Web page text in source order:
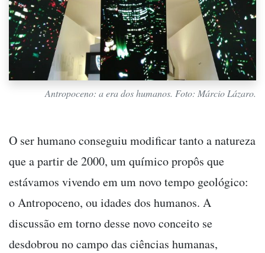
Antropoceno: a era dos humanos. Foto: Márcio Lázaro.
O ser humano conseguiu modificar tanto a natureza
que a partir de 2000, um químico propôs que
estávamos vivendo em um novo tempo geológico:
o Antropoceno, ou idades dos humanos. A
discussão em torno desse novo conceito se
desdobrou no campo das ciências humanas,